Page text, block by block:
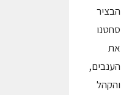
הבציר
סחטנו
את
הענבים,
והקהל